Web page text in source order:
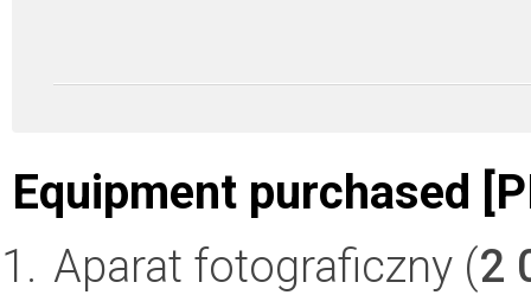
Equipment purchased
Aparat fotograficzny (2